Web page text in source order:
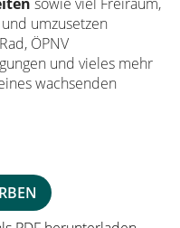
umzusetzen
ÖPNV
und vieles mehr
wachsenden